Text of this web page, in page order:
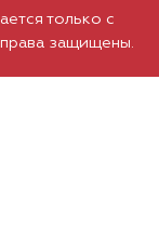
только с
защищены.